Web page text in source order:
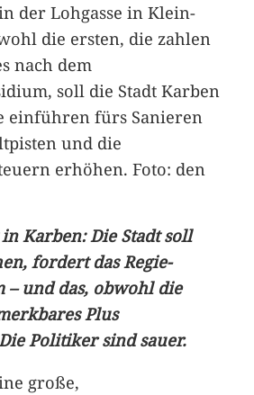
der Lohgasse in Klein-
die ersten, die zahlen
nach dem
soll die Stadt Karben
einführen fürs Sanieren
und die
erhöhen. Foto: den
Karben: Die Stadt soll
fordert das Regie-
und das, obwohl die
Plus
Politiker sind sauer.
große,